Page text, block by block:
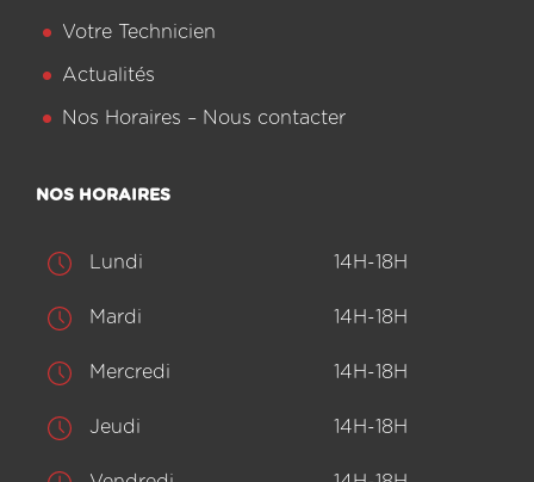
Votre Technicien
Actualités
Nos Horaires – Nous contacter
NOS HORAIRES
Lundi 14H-18H
Mardi 14H-18H
Mercredi 14H-18H
Jeudi 14H-18H